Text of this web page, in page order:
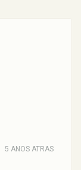
5 ANOS ATRAS